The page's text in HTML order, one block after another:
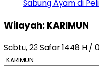
Sabung Ayam di
Wilayah: KARIMUN
Sabtu, 23 Safar 1448 H /